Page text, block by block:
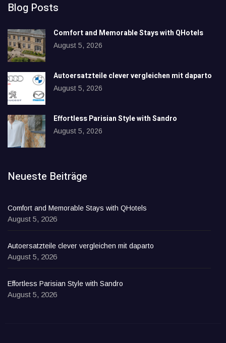
Blog Posts
Comfort and Memorable Stays with QHotels
August 5, 2026
Autoersatzteile clever vergleichen mit daparto
August 5, 2026
Effortless Parisian Style with Sandro
August 5, 2026
Neueste Beiträge
Comfort and Memorable Stays with QHotels
August 5, 2026
Autoersatzteile clever vergleichen mit daparto
August 5, 2026
Effortless Parisian Style with Sandro
August 5, 2026